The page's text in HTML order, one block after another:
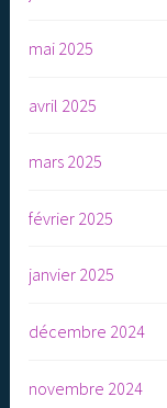
mai 2025
avril 2025
mars 2025
février 2025
janvier 2025
décembre 2024
novembre 2024